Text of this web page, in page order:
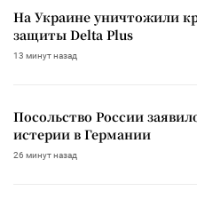
На Украине уничтожили
защиты Delta Plus
13 минут назад
Посольство России
истерии в Германии
26 минут назад